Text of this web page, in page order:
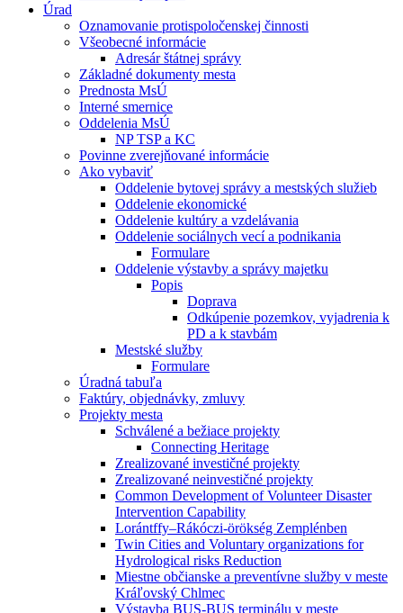
Úrad
Oznamovanie protispoločenskej činnosti
Všeobecné informácie
Adresár štátnej správy
Základné dokumenty mesta
Prednosta MsÚ
Interné smernice
Oddelenia MsÚ
NP TSP a KC
Povinne zverejňované informácie
Ako vybaviť
Oddelenie bytovej správy a mestských služieb
Oddelenie ekonomické
Oddelenie kultúry a vzdelávania
Oddelenie sociálnych vecí a podnikania
Formulare
Oddelenie výstavby a správy majetku
Popis
Doprava
Odkúpenie pozemkov, vyjadrenia k
PD a k stavbám
Mestské služby
Formulare
Úradná tabuľa
Faktúry, objednávky, zmluvy
Projekty mesta
Schválené a bežiace projekty
Connecting Heritage
Zrealizované investičné projekty
Zrealizované neinvestičné projekty
Common Development of Volunteer Disaster
Intervention Capability
Lorántffy–Rákóczi-örökség Zemplénben
Twin Cities and Voluntary organizations for
Hydrological risks Reduction
Miestne občianske a preventívne služby v meste
Kráľovský Chlmec
Výstavba BUS-BUS terminálu v meste